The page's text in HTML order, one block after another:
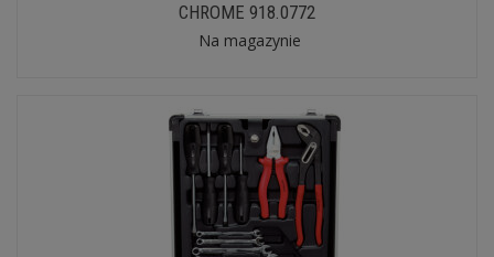
CHROME 918.0772
Na magazynie